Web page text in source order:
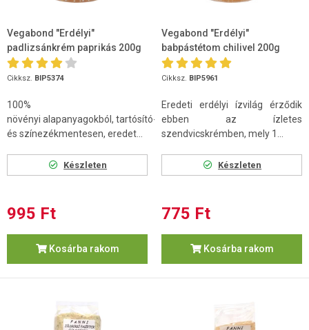
Vegabond "Erdélyi"
padlizsánkrém paprikás 200g
Cikksz. BIP5374
100%
növényi alapanyagokból, tartósító-
és színezékmentesen, eredet...
Készleten
995 Ft
Kosárba rakom
Vegabond "Erdélyi"
babpástétom chilivel 200g
Cikksz. BIP5961
Eredeti erdélyi ízvilág érződik
ebben az ízletes
szendvicskrémben, mely 1...
Készleten
775 Ft
Kosárba rakom